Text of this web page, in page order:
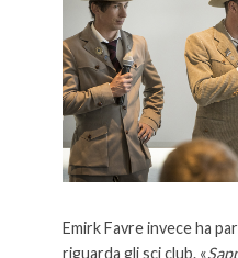
Emirk Favre invece ha
riguarda gli sci club. «